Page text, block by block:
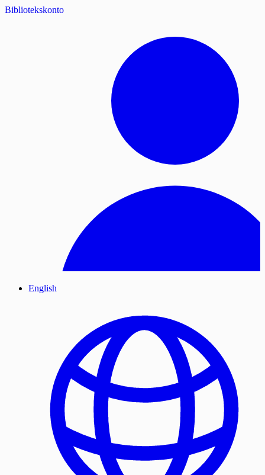
Bibliotekskonto
English